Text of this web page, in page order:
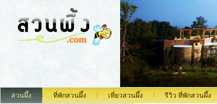
สวนผึ้ง ที่พักสวนผึ้ง เที่ยวสวนผึ้ง รีวิว ที่พักสวนผึ้ง